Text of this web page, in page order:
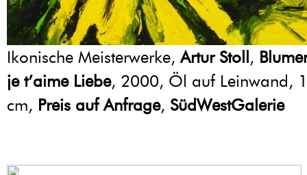
Ikonische Meisterwerke,Artur Stoll ,
je t’aime Liebe, 2000, Öl auf Leinwand,
cm, Preis auf Anfrage, SüdWestGalerie